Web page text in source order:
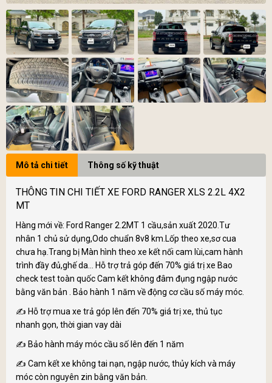
Mô tả chi tiết Thông số kỹ thuật
THÔNG TIN CHI TIẾT XE FORD RANGER XLS 2.2L 4X2
MT
Hàng mới về: Ford Ranger 2.2MT 1 cầu,sản xuất 2020.Tư
nhân 1 chủ sử dụng,Odo chuẩn 8v8 km.Lốp theo xe,sơ cua
chưa hạ.Trang bị Màn hình theo xe kết nối cam lùi,cam hành
trình đầy đủ,ghế da… Hỗ trợ trả góp đến 70% giá trị xe Bao
check test toàn quốc Cam kết không đâm đụng ngập nước
bằng văn bản . Bảo hành 1 năm về động cơ cầu số máy móc.
✍ Hỗ trợ mua xe trả góp lên đến 70% giá trị xe, thủ tục
nhanh gọn, thời gian vay dài
✍ Bảo hành máy móc cầu số lên đến 1 năm
✍ Cam kết xe không tai nạn, ngập nước, thủy kích và máy
móc còn nguyên zin bằng văn bản.